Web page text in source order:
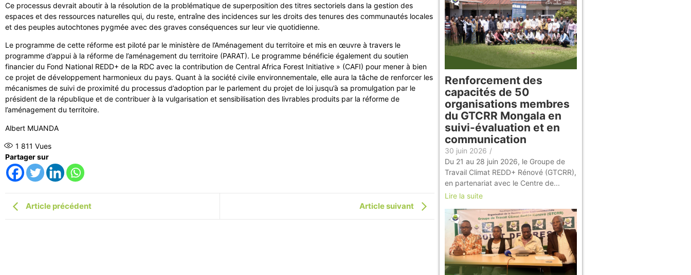
Ce processus devrait aboutir à la résolution de la problématique de superposition des titres sectoriels dans la gestion des
espaces et des ressources naturelles qui, du reste, entraîne des incidences sur les droits des tenures des communautés locales
et des peuples autochtones pygmée avec des graves conséquences sur leur vie quotidienne.
Le programme de cette réforme est piloté par le ministère de l’Aménagement du territoire et mis en œuvre à travers le
programme d’appui à la réforme de l’aménagement du territoire (PARAT). Le programme bénéficie également du soutien
financier du Fond National REDD+ de la RDC avec la contribution de Central Africa Forest Initiative » (CAFI) pour mener à bien
ce projet de développement harmonieux du pays. Quant à la société civile environnementale, elle aura la tâche de renforcer les
mécanismes de suivi de proximité du processus d’adoption par le parlement du projet de loi jusqu’à sa promulgation par le
président de la république et de contribuer à la vulgarisation et sensibilisation des livrables produits par la réforme de
l’aménagement du territoire.
Albert MUANDA
1 811 Vues
Partager sur
Article précédent Article suivant
Renforcement des
capacités de 50
organisations membres
du GTCRR Mongala en
suivi-évaluation et en
communication
30 juin 2026 /
Du 21 au 28 juin 2026, le Groupe de
Travail Climat REDD+ Rénové (GTCRR),
en partenariat avec le Centre de...
Lire la suite